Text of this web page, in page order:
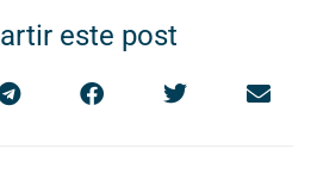
este post